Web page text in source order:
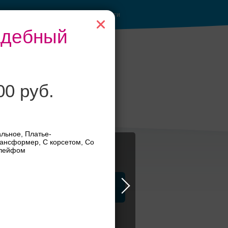
руб.
Платье-
С корсетом, Со
Войти
Торжество в
Петергофе
стиль